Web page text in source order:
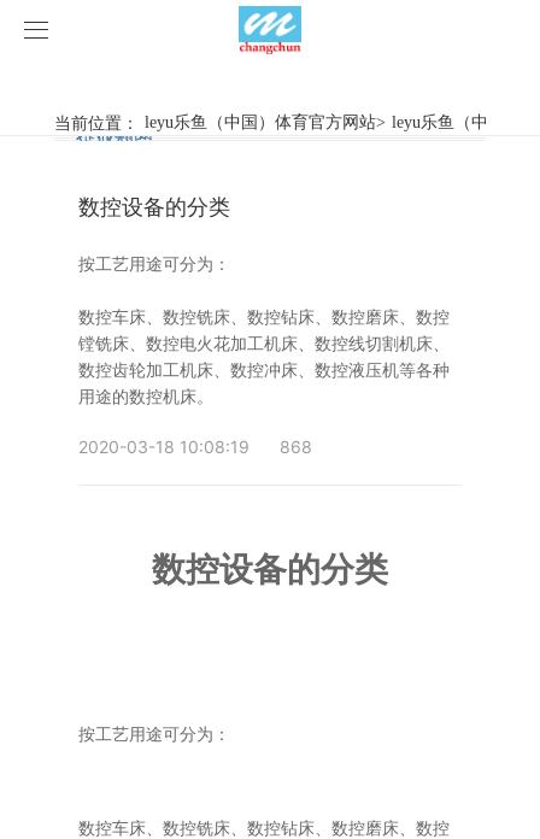
leyu乐鱼（中国）体育官方网站
旋弧焊机
摩擦焊机
惯性摩擦焊机
连续驱动摩擦焊机
普通铣床
产品视频
leyu乐鱼（中国）体育官方网站
行业新闻
企业动态
案例展示
客户案例
荣誉资质
当前位置： leyu乐鱼（中国）体育官方网站> leyu乐鱼（中国）
行业新闻
企业动态
数控设备的分类
按工艺用途可分为：
数控车床、数控铣床、数控钻床、数控磨床、数控
镗铣床、数控电火花加工机床、数控线切割机床、
数控齿轮加工机床、数控冲床、数控液压机等各种
用途的数控机床。
2020-03-18 10:08:19 868
数控设备的分类
按工艺用途可分为：
数控车床、数控铣床、数控钻床、数控磨床、数控